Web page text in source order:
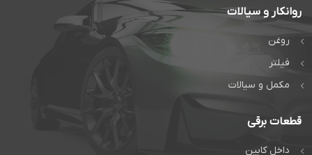
روانکار و سیالات
روغن
فیلتر
مکمل و سیالات
قطعات برقی
داخل کابین